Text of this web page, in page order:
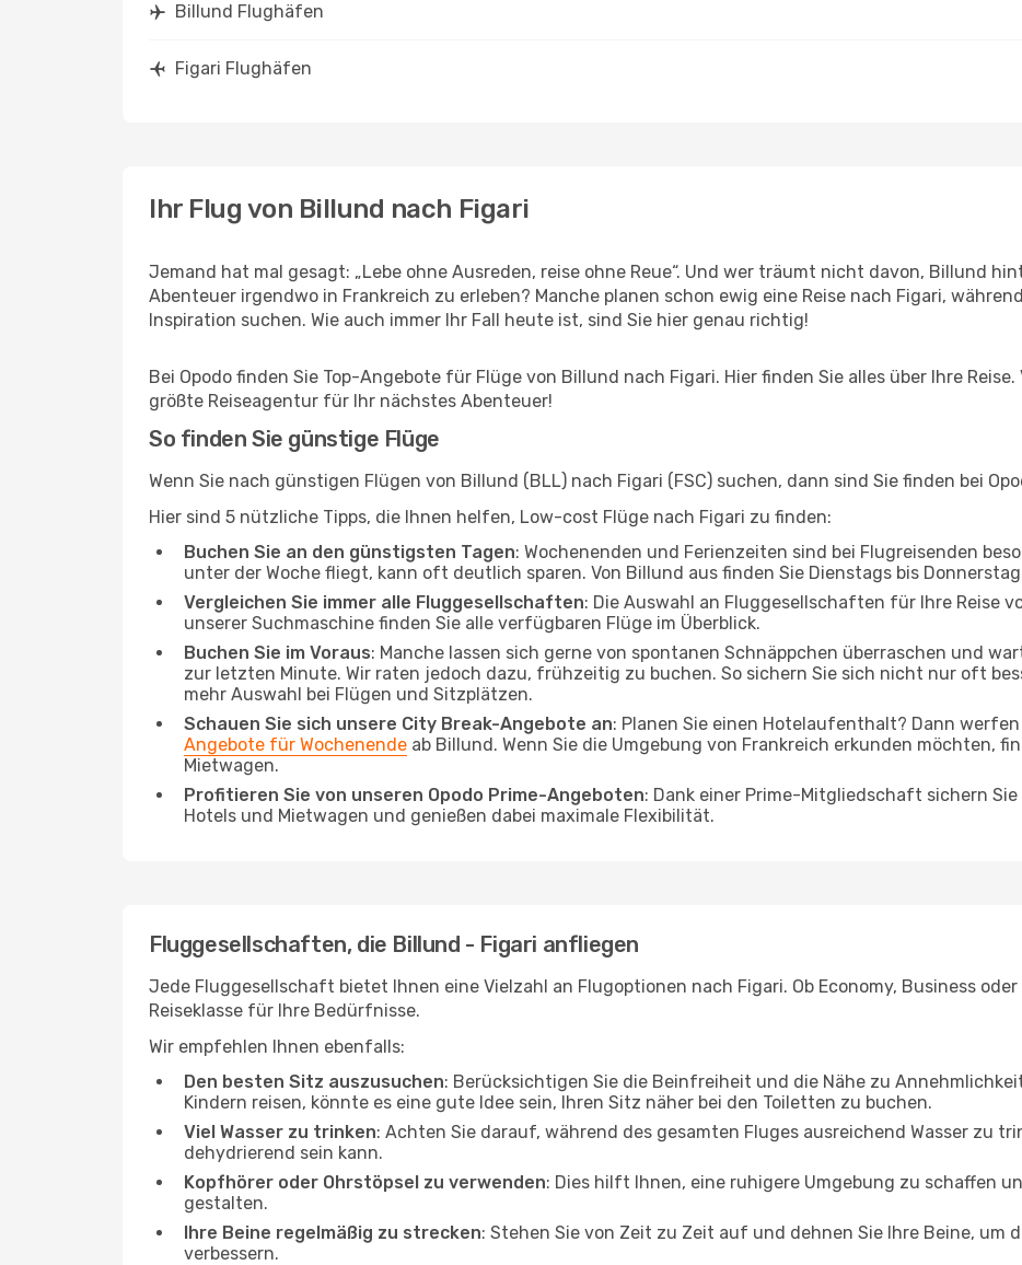
Billund Flughäfen
Figari Flughäfen
Ihr Flug von Billund nach Figari
Jemand hat mal gesagt: „Lebe ohne Ausreden, reise ohne Reue“. Und wer träumt nicht davon, Billund
Abenteuer irgendwo in Frankreich zu erleben? Manche planen schon ewig eine Reise nach Figari,
Inspiration suchen. Wie auch immer Ihr Fall heute ist, sind Sie hier genau richtig!
Bei Opodo finden Sie Top-Angebote für Flüge von Billund nach Figari. Hier finden Sie alles über Ihre
größte Reiseagentur für Ihr nächstes Abenteuer!
So finden Sie günstige Flüge
Wenn Sie nach günstigen Flügen von Billund (BLL) nach Figari (FSC) suchen, dann sind Sie finden bei
Hier sind 5 nützliche Tipps, die Ihnen helfen, Low-cost Flüge nach Figari zu finden:
Buchen Sie an den günstigsten Tagen: Wochenenden und Ferienzeiten sind bei Flugreisenden
unter der Woche fliegt, kann oft deutlich sparen. Von Billund aus finden Sie Dienstags bis
Vergleichen Sie immer alle Fluggesellschaften: Die Auswahl an Fluggesellschaften für Ihre Reise
unserer Suchmaschine finden Sie alle verfügbaren Flüge im Überblick.
Buchen Sie im Voraus: Manche lassen sich gerne von spontanen Schnäppchen überraschen und
zur letzten Minute. Wir raten jedoch dazu, frühzeitig zu buchen. So sichern Sie sich nicht nur oft
mehr Auswahl bei Flügen und Sitzplätzen.
Schauen Sie sich unsere City Break-Angebote an: Planen Sie einen Hotelaufenthalt? Dann
Angebote für Wochenende ab Billund. Wenn Sie die Umgebung von Frankreich erkunden möchten,
Mietwagen.
Profitieren Sie von unseren Opodo Prime-Angeboten: Dank einer Prime-Mitgliedschaft sichern
Hotels und Mietwagen und genießen dabei maximale Flexibilität.
Fluggesellschaften, die Billund - Figari anfliegen
Jede Fluggesellschaft bietet Ihnen eine Vielzahl an Flugoptionen nach Figari. Ob Economy, Business
Reiseklasse für Ihre Bedürfnisse.
Wir empfehlen Ihnen ebenfalls:
Den besten Sitz auszusuchen: Berücksichtigen Sie die Beinfreiheit und die Nähe zu
Kindern reisen, könnte es eine gute Idee sein, Ihren Sitz näher bei den Toiletten zu buchen.
Viel Wasser zu trinken: Achten Sie darauf, während des gesamten Fluges ausreichend Wasser zu
dehydrierend sein kann.
Kopfhörer oder Ohrstöpsel zu verwenden: Dies hilft Ihnen, eine ruhigere Umgebung zu schaffen
gestalten.
Ihre Beine regelmäßig zu strecken: Stehen Sie von Zeit zu Zeit auf und dehnen Sie Ihre Beine, um
verbessern.